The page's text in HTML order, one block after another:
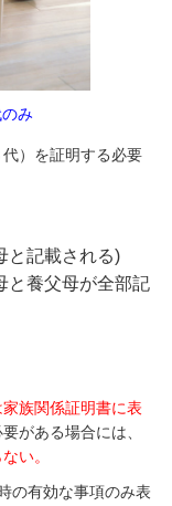
み
）を証明する必要
と記載される)
と養父母が全部記
族関係証明書に表
がある場合には、
い。
の有効な事項のみ表